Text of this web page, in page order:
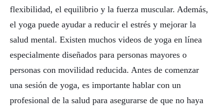
flexibilidad, el equilibrio y la fuerza muscular. Además,
el yoga puede ayudar a reducir el estrés y mejorar la
salud mental. Existen muchos videos de yoga en línea
especialmente diseñados para personas mayores o
personas con movilidad reducida. Antes de comenzar
una sesión de yoga, es importante hablar con un
profesional de la salud para asegurarse de que no haya